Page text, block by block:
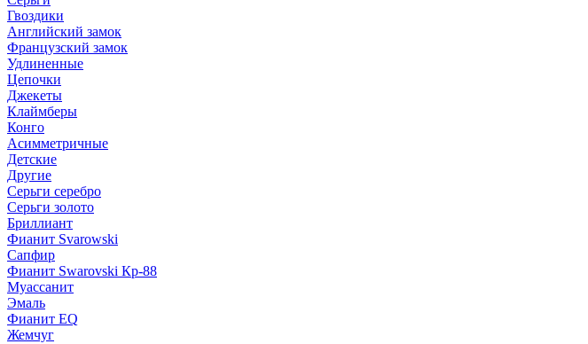
Гвоздики
Английский замок
Французский замок
Удлиненные
Цепочки
Джекеты
Клаймберы
Конго
Асимметричные
Детские
Другие
Серьги серебро
Серьги золото
Бриллиант
Фианит Svarowski
Сапфир
Фианит Swarovski Кр-88
Муассанит
Эмаль
Фианит EQ
Жемчуг